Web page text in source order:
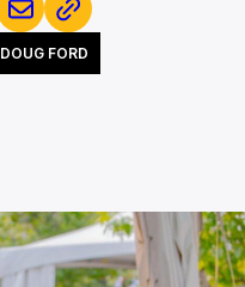
DOUG FORD